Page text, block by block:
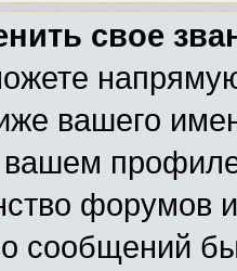
свое
вашего
форумов
сообщений